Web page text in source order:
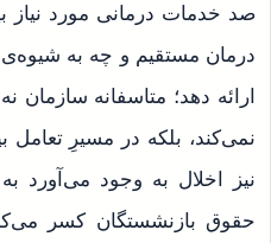
صد خدمات درمانی مورد نیاز
درمان مستقیم و چه به شیوه‌ی
ارائه دهد؛ متاسفانه سازمان
نمی‌کند، بلکه در مسیرِ تعامل
نیز اخلال به وجود می‌آورد
حقوق بازنشستگان کسر